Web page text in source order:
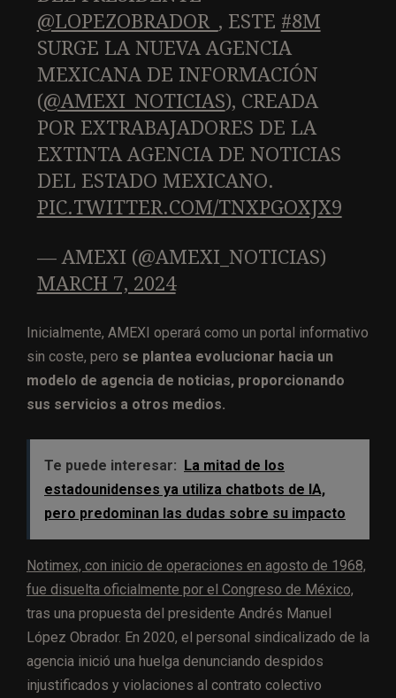
@LOPEZOBRADOR_ , ESTE #8M
SURGE LA NUEVA AGENCIA
MEXICANA DE INFORMACIÓN
(@AMEXI_NOTICIAS), CREADA
POR EXTRABAJADORES DE LA
EXTINTA AGENCIA DE NOTICIAS
DEL ESTADO MEXICANO.
PIC.TWITTER.COM/TNXPGOXJX9
— AMEXI (@AMEXI_NOTICIAS)
MARCH 7, 2024
Inicialmente, AMEXI operará como un portal informativo
sin coste, pero se plantea evolucionar hacia un
modelo de agencia de noticias, proporcionando
sus servicios a otros medios.
Te puede interesar:
La mitad de los
estadounidenses ya utiliza chatbots de IA,
pero predominan las dudas sobre su impacto
Notimex, con inicio de operaciones en agosto de 1968,
fue disuelta oficialmente por el Congreso de México,
tras una propuesta del presidente Andrés Manuel
López Obrador. En 2020, el personal sindicalizado de la
agencia inició una huelga denunciando despidos
injustificados y violaciones al contrato colectivo